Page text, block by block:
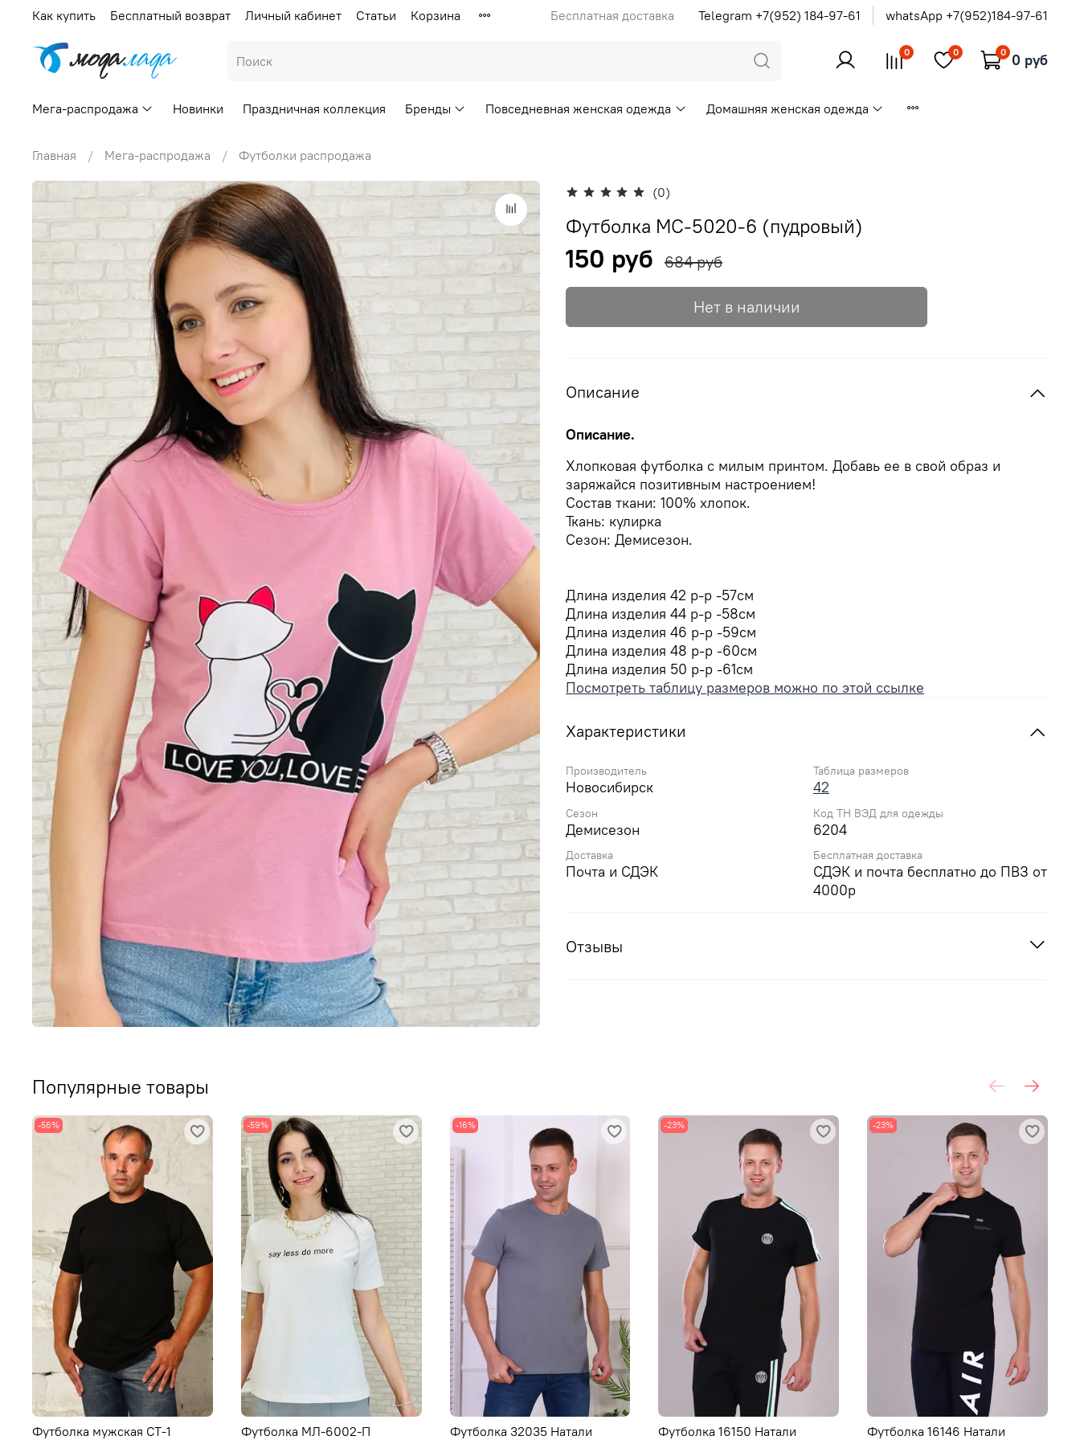
Как купить Бесплатный возврат Личный кабинет Статьи Корзина Бесплатная доставка Telegram +7(952) 184-97-61 whatsApp +7(952)184-97-61
0 0 0 0 руб
Мега-распродажа Новинки Праздничная коллекция Бренды Повседневная женская одежда Домашняя женская одежда
Главная Мега-распродажа Футболки распродажа
(0)
Футболка МС-5020-6 (пудровый)
150 руб 684 руб
Нет в наличии
Описание
Описание.
Хлопковая футболка с милым принтом. Добавь ее в свой образ и
заряжайся позитивным настроением!
Cостав ткани: 100% хлопок.
Ткань: кулирка
Сезон: Демисезон.
Длина изделия 42 р-р -57см
Длина изделия 44 р-р -58см
Длина изделия 46 р-р -59см
Длина изделия 48 р-р -60см
Длина изделия 50 р-р -61см
Посмотреть таблицу размеров можно по этой ссылке
Характеристики
Производитель
Новосибирск
Таблица размеров
42
Сезон
Демисезон
Код ТН ВЭД для одежды
6204
Доставка
Почта и СДЭК
Бесплатная доставка
СДЭК и почта бесплатно до ПВЗ от
4000р
Отзывы
Популярные товары
-56%
Футболка мужская СТ-1
-59%
Футболка МЛ-6002-П
-16%
Футболка 32035 Натали
-23%
Футболка 16150 Натали
-23%
Футболка 16146 Натали